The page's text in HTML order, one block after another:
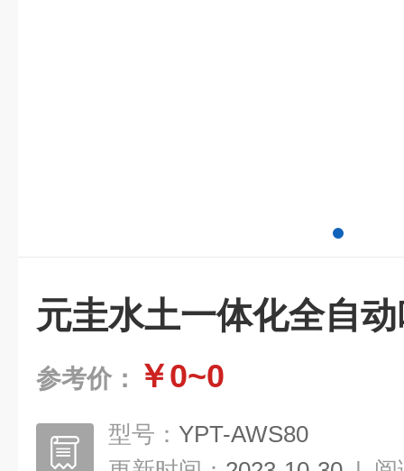
元圭水土一体化全自
参考价： ￥0~0
型号： YPT-AWS80